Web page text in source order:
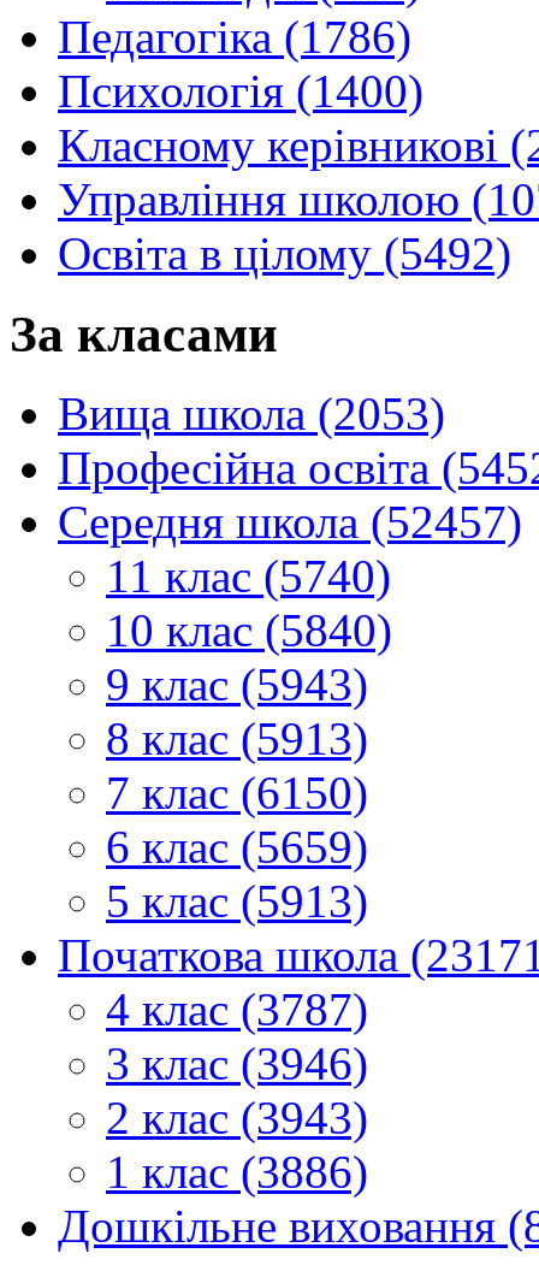
Педагогіка (1786)
Психологія (1400)
Класному керівникові
Управління школою
Освіта в цілому (5492)
За класами
Вища школа (2053)
Професійна освіта
Середня школа (52457)
11 клас (5740)
10 клас (5840)
9 клас (5943)
8 клас (5913)
7 клас (6150)
6 клас (5659)
5 клас (5913)
Початкова школа
4 клас (3787)
3 клас (3946)
2 клас (3943)
1 клас (3886)
Дошкільне виховання